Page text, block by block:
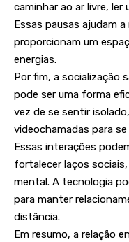
caminhar ao ar livre, ler
Essas pausas ajudam
proporcionam um
energias.
Por fim, a socialização
pode ser uma forma
vez de se sentir
videochamadas para
Essas interações
fortalecer laços
mental. A tecnologia
para manter
distância.
Em resumo, a relação